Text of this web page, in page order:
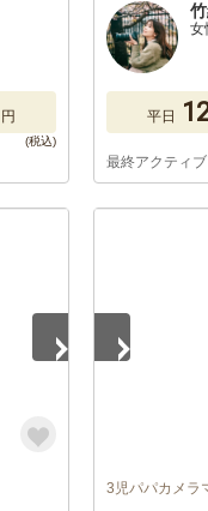
円
女
平日
最終アクティ
3児パパカメラ